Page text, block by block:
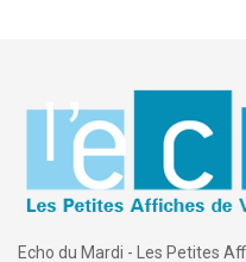
Echo du Mardi - Les Petites